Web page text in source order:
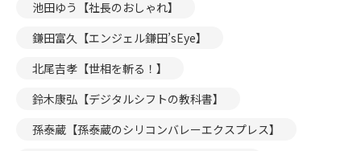
池田ゆう【社長のおしゃれ】
鎌田富久【エンジェル鎌田’sEye】
北尾吉孝【世相を斬る！】
鈴木康弘【デジタルシフトの教科書】
孫泰蔵【孫泰蔵のシリコンバレーエクスプレス】